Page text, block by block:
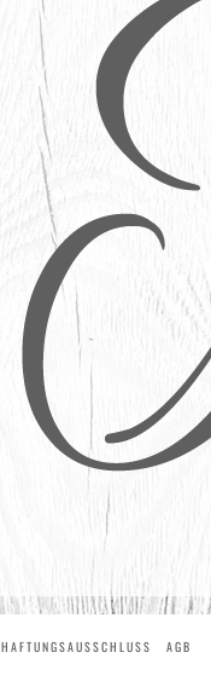
HAFTUNGSAUSSCHLUSS AGB